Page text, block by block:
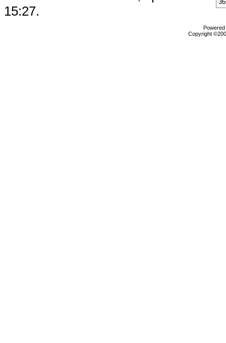
15:27.
Copyright